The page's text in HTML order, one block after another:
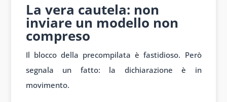
La vera cautela: non
inviare un modello non
compreso
Il blocco della precompilata è fastidioso. Però
segnala un fatto: la dichiarazione è in
movimento.